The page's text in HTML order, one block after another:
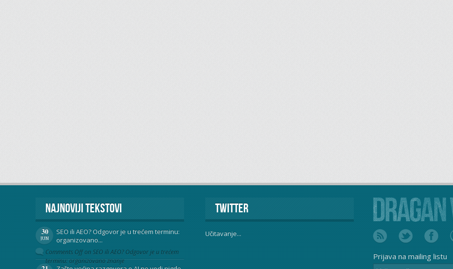
Najnoviji tekstovi
30
JUN
SEO ili AEO? Odgovor je u trećem terminu:
organizovano...
Comments Offon SEO ili AEO? Odgovor je u trećem
terminu: organizovano znanje
Twitter
Učitavanje...
Prijava na mailing listu